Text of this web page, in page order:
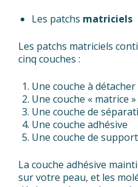
Les patchs matriciels
Les patchs matriciels
cinq couches :
Une couche à
Une couche « matrice
Une couche de
Une couche adhésive
Une couche de
La couche adhésive
sur votre peau, et les